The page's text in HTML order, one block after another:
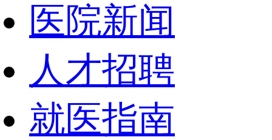
医院新闻
人才招聘
就医指南